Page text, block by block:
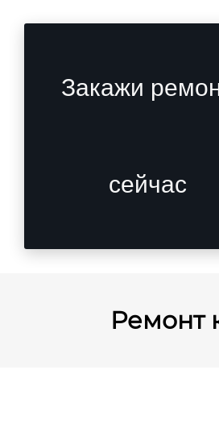
Закажи
сейчас
Ремонт